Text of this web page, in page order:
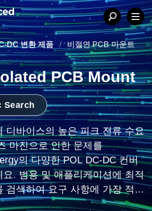
DC 변환 제품 / 비절연 PCB 마운트
PCB Mount
Search
디바이스의 높은 피크 전류 수요
마진으로 인한 문제를
의 다양한 POL DC-DC 컨버
요. 범용 및 애플리케이션에 최적
검색하여 요구 사항에 가장 적합
아보세요. 비절연 DC-DC 컨버